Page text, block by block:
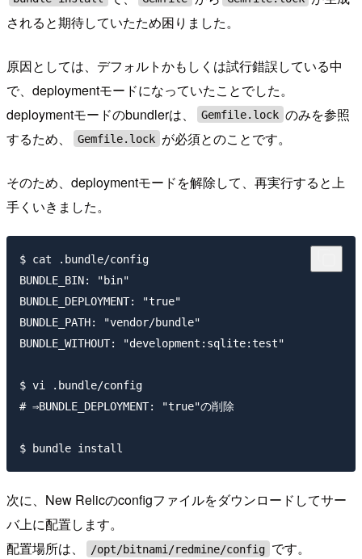
されると期待していたため困りました。
原因としては、デフォルトかもしくは試行錯誤している中
で、deploymentモードになっていたことでした。
deploymentモードのbundlerは、
Gemfile.lock のみを参照
するため、
Gemfile.lock が必須とのことです。
そのため、deploymentモードを解除して、再実行すると上
手くいきました。
$ cat .bundle/config
BUNDLE_BIN: "bin"
BUNDLE_DEPLOYMENT: "true"
BUNDLE_PATH: "vendor/bundle"
BUNDLE_WITHOUT: "development:sqlite:test"
$ vi .bundle/config
# ⇒BUNDLE_DEPLOYMENT: "true"の削除
次に、New Relicのconfigファイルをダウンロードしてサー
バ上に配置します。
配置場所は、
/opt/bitnami/redmine/config です。